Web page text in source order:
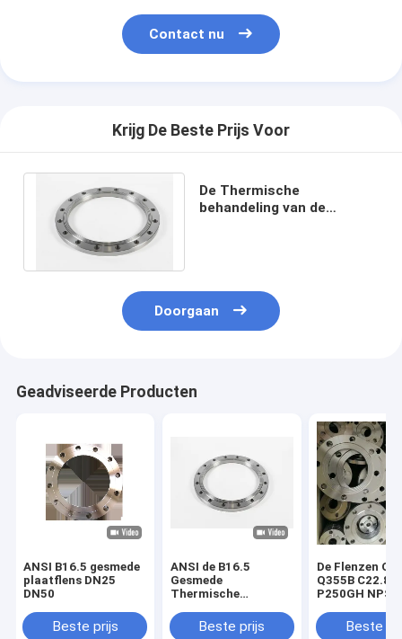
Contact nu
Krijg De Beste Prijs Voor
De Thermische
behandeling van de
Doorgaan
Geadviseerde Producten
ANSI B16.5 gesmede
plaatflens DN25
DN50
Beste prijs
ANSI de B16.5
Gesmede
Thermische
PN2.5/6/10/16/25/40
van de Plaatflens
Beste prijs
De Flenzen
Q355B C22.8
P250GH NPS
- 24“ DN15-
Beste